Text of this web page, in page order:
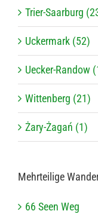
Trier-Saarburg
Uckermark (52)
Uecker-Randow
Wittenberg (21)
Żary-Żagań (1)
Mehr­tei­lige
66 Seen Weg